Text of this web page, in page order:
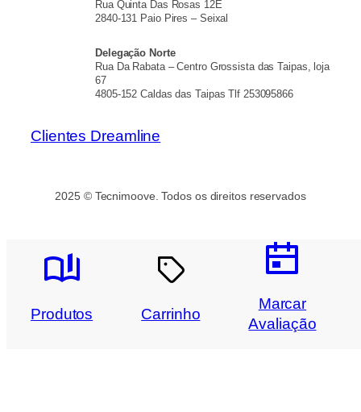
Rua Quinta Das Rosas 12E
2840-131 Paio Pires – Seixal
Delegação Norte
Rua Da Rabata – Centro Grossista das Taipas, loja
67
4805-152 Caldas das Taipas Tlf 253095866
Clientes Dreamline
2025 © Tecnimoove. Todos os direitos reservados
Produtos Carrinho
Marcar
Avaliação